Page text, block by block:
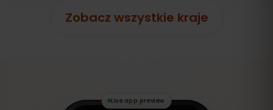
Zobacz wszystkie kraje